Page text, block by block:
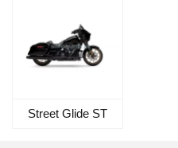
Street Glide ST